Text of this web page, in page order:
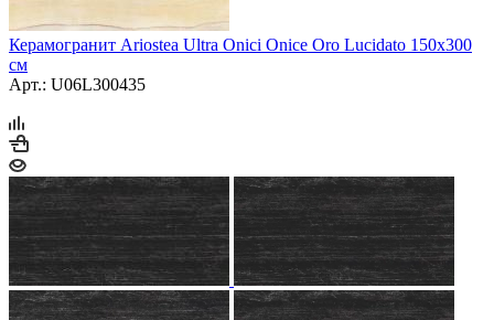
Керамогранит Ariostea Ultra Onici Onice Oro Lucidato 150x300
см
Арт.: U06L300435